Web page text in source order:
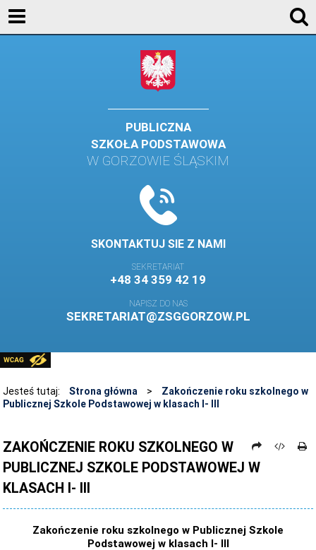
PUBLICZNA
SZKOŁA PODSTAWOWA
W GORZOWIE ŚLĄSKIM
SKONTAKTUJ SIE Z NAMI
SEKRETARIAT
+48 34 359 42 19
NAPISZ DO NAS
SEKRETARIAT@ZSGGORZOW.PL
PLIKI DO POBRANIA
LINKI
ARCHIWUM STRONY
STOSOWANIE TECHNOLOGII TIK - TABLICA INTERAKTYWNA
DANE OSOBOWE
Jesteś tutaj: Strona główna >
Zakończenie roku szkolnego w
Publicznej Szkole Podstawowej w klasach I- III
ZAKOŃCZENIE ROKU SZKOLNEGO W
PUBLICZNEJ SZKOLE PODSTAWOWEJ W
KLASACH I- III
Zakończenie roku szkolnego w Publicznej Szkole
Podstawowej w klasach I- III